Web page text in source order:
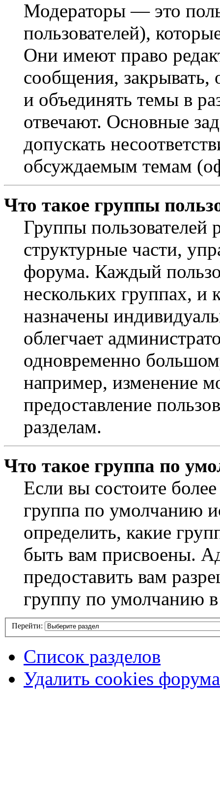
Модераторы — это
пользователей),
Они имеют право
сообщения, закрывать,
и объединять темы в
отвечают. Основные
допускать
обсуждаемым темам
Что такое группы
Группы пользователей
структурные части,
форума. Каждый
нескольких группах, и
назначены
облегчает
одновременно
например, изменение
предоставление
разделам.
Что такое группа по
Если вы состоите
группа по умолчанию
определить, какие
быть вам присвоены.
предоставить вам
группу по умолчанию
Перейти:
Список разделов
Удалить cookies форума